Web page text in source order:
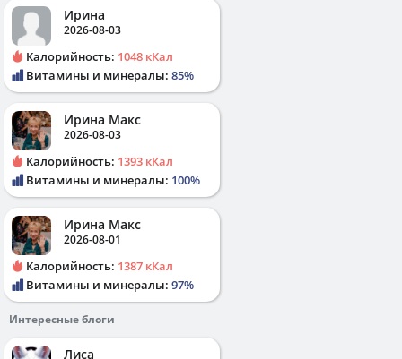
Ирина
2026-08-03
Калорийность: 1048 кКал
Витамины и минералы: 85%
Ирина Макс
2026-08-03
Калорийность: 1393 кКал
Витамины и минералы: 100%
Ирина Макс
2026-08-01
Калорийность: 1387 кКал
Витамины и минералы: 97%
Интересные блоги
Лиса